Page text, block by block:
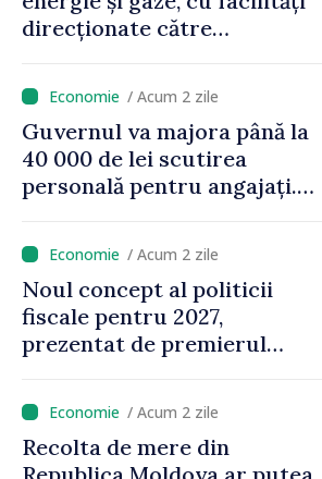
direcționate către
/ Acum 2 zile
Guvernul va majora până la
40 000 de lei scutirea
personală pentru angajați.
de milioane de lei îi lăsăm
oamenilor”/ Acum 2 zile
Noul concept al politicii
fiscale pentru 2027,
prezentat de premierul
puțin munca, stimulăm
investițiile, taxăm viciile și
echilibrăm taxarea
/ Acum 2 zile
Recolta de mere din